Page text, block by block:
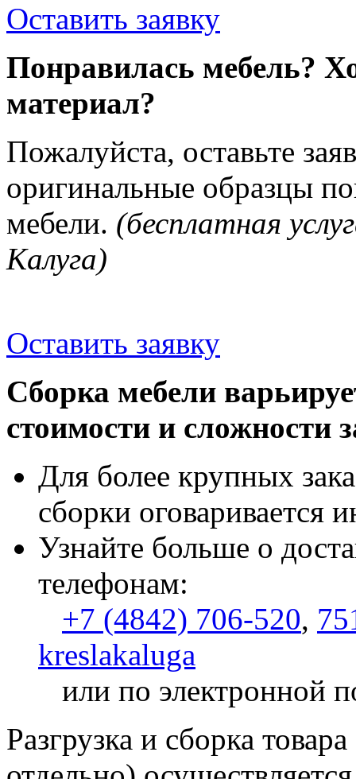
Оставить заявку
Понравилась мебель?
материал?
Пожалуйста, оставьте
оригинальные образцы
мебели. (бесплатная
Калуга)
Оставить заявку
Сборка мебели
стоимости и сложности
Для более крупных
сборки оговаривается
Узнайте больше о
телефонам:
+7 (4842) 706-520,
kreslakaluga
или по электронной
Разгрузка и сборка